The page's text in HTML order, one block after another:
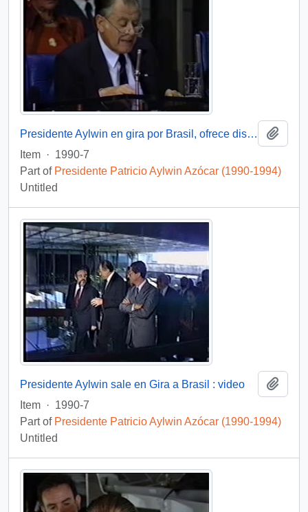
Presidente Aylwin en gira por Brasil, ofrece discurso : video
Item · 1990-7
Part of Presidente Patricio Aylwin Azócar (1990-1994)
Untitled
Presidente Aylwin sale en Gira a Brasil : video
Item · 1990-7
Part of Presidente Patricio Aylwin Azócar (1990-1994)
Untitled